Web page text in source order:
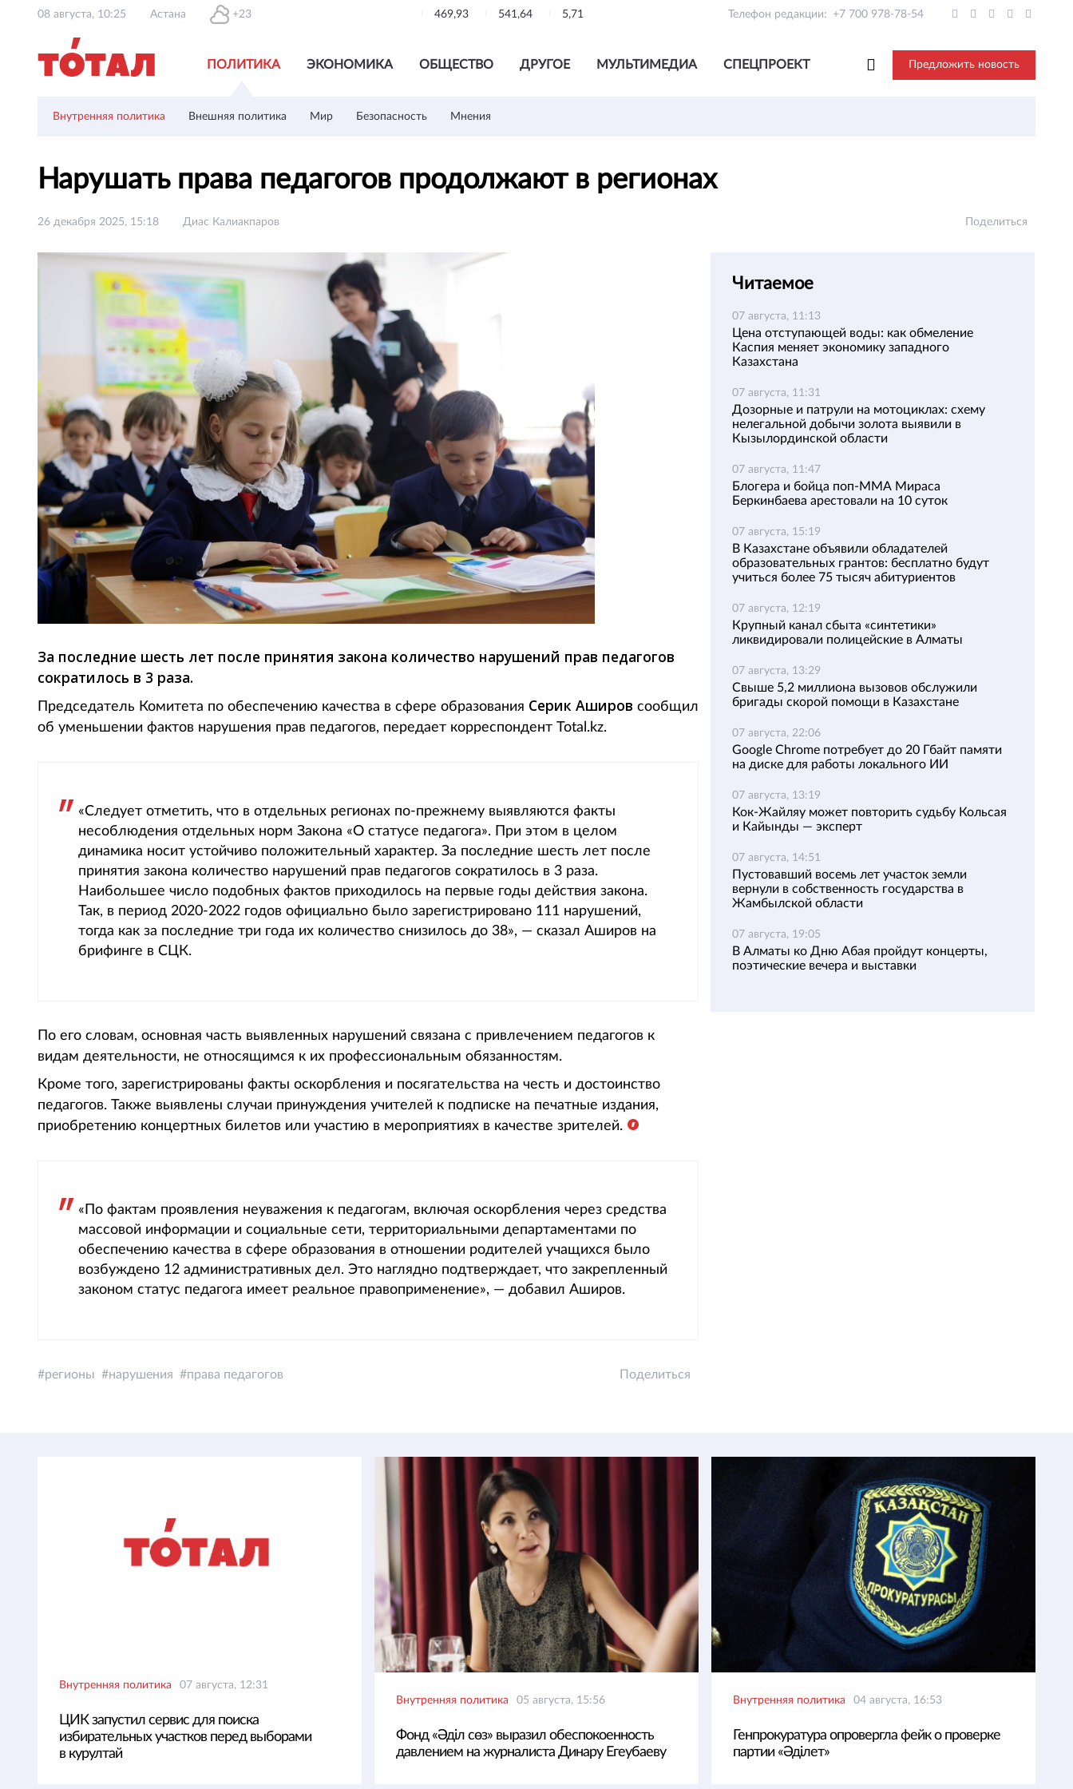
08 августа, 10:25 Астана +23 469,93 541,64 5,71 Телефон редакции: +7 700 978-78-54
ПОЛИТИКА ЭКОНОМИКА ОБЩЕСТВО ДРУГОЕ МУЛЬТИМЕДИА СПЕЦПРОЕКТ Предложить новость
Внутренняя политика Внешняя политика Мир Безопасность Мнения
Нарушать права педагогов продолжают в регионах
26 декабря 2025, 15:18 Диас Калиакпаров Поделиться
За последние шесть лет после принятия закона количество нарушений прав педагогов
сократилось в 3 раза.
Председатель Комитета по обеспечению качества в сфере образования Серик Аширов сообщил
об уменьшении фактов нарушения прав педагогов, передает корреспондент Total.kz.
«Следует отметить, что в отдельных регионах по-прежнему выявляются факты
несоблюдения отдельных норм Закона «О статусе педагога». При этом в целом
динамика носит устойчиво положительный характер. За последние шесть лет после
принятия закона количество нарушений прав педагогов сократилось в 3 раза.
Наибольшее число подобных фактов приходилось на первые годы действия закона.
Так, в период 2020-2022 годов официально было зарегистрировано 111 нарушений,
тогда как за последние три года их количество снизилось до 38», — сказал Аширов на
брифинге в СЦК.
По его словам, основная часть выявленных нарушений связана с привлечением педагогов к
видам деятельности, не относящимся к их профессиональным обязанностям.
Кроме того, зарегистрированы факты оскорбления и посягательства на честь и достоинство
педагогов. Также выявлены случаи принуждения учителей к подписке на печатные издания,
приобретению концертных билетов или участию в мероприятиях в качестве зрителей.
«По фактам проявления неуважения к педагогам, включая оскорбления через средства
массовой информации и социальные сети, территориальными департаментами по
обеспечению качества в сфере образования в отношении родителей учащихся было
возбуждено 12 административных дел. Это наглядно подтверждает, что закрепленный
законом статус педагога имеет реальное правоприменение», — добавил Аширов.
регионы нарушения права педагогов Поделиться
Читаемое
07 августа, 11:13
Цена отступающей воды: как обмеление
Каспия меняет экономику западного
Казахстана
07 августа, 11:31
Дозорные и патрули на мотоциклах: схему
нелегальной добычи золота выявили в
Кызылординской области
07 августа, 11:47
Блогера и бойца поп-ММА Мираса
Беркинбаева арестовали на 10 суток
07 августа, 15:19
В Казахстане объявили обладателей
образовательных грантов: бесплатно будут
учиться более 75 тысяч абитуриентов
07 августа, 12:19
Крупный канал сбыта «синтетики»
ликвидировали полицейские в Алматы
07 августа, 13:29
Свыше 5,2 миллиона вызовов обслужили
бригады скорой помощи в Казахстане
07 августа, 22:06
Google Chrome потребует до 20 Гбайт памяти
на диске для работы локального ИИ
07 августа, 13:19
Кок-Жайляу может повторить судьбу Кольсая
и Кайынды — эксперт
07 августа, 14:51
Пустовавший восемь лет участок земли
вернули в собственность государства в
Жамбылской области
07 августа, 19:05
В Алматы ко Дню Абая пройдут концерты,
поэтические вечера и выставки
Внутренняя политика 07 августа, 12:31
ЦИК запустил сервис для поиска
избирательных участков перед выборами
в курултай
Внутренняя политика 05 августа, 15:56
Фонд «Әділ сөз» выразил обеспокоенность
давлением на журналиста Динару Егеубаеву
Внутренняя политика 04 августа, 16:53
Генпрокуратура опровергла фейк о проверке
партии «Әділет»